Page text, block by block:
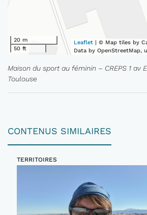
20 m
50 ft
Leaflet | © Map tiles by
Data by OpenStreetMap,
Maison du sport au féminin – CREPS 1 av
Toulouse
CONTENUS SIMILAIRES
TERRITOIRES